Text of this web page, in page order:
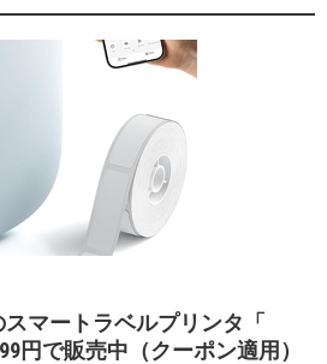
スマートラベルプリンタ「
円で販売中（クーポン適用）